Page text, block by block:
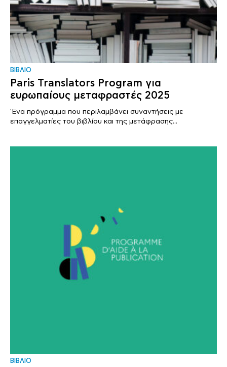
ΒΙΒΛΙΟ
Paris Translators Program για
ευρωπαίους μεταφραστές 2025
'Ενα πρόγραμμα που περιλαμβάνει συναντήσεις με
επαγγελματίες του βιβλίου και της μετάφρασης...
ΒΙΒΛΙΟ